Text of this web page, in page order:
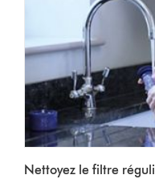
Nettoyez le filtre